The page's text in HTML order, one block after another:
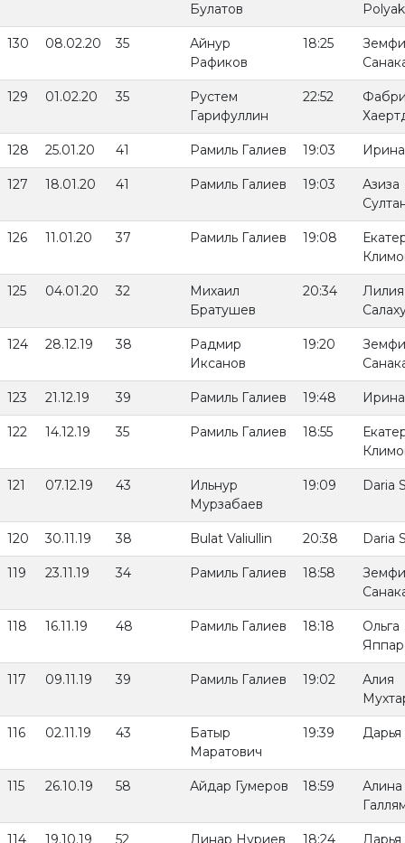
Булатов
130 08.02.20 35
Айнур
Рафиков
18:25
129 01.02.20 35
Рустем
Гарифуллин
22:52
128 25.01.20 41 Рамиль Галиев 19:03
127 18.01.20 41 Рамиль Галиев 19:03
Азиза
126 11.01.20 37 Рамиль Галиев 19:08
125 04.01.20 32
Михаил
Братушев
20:34
Лилия
124 28.12.19 38
Радмир
Иксанов
19:20
123 21.12.19 39 Рамиль Галиев 19:48
122 14.12.19 35 Рамиль Галиев 18:55
121 07.12.19 43
Ильнур
Мурзабаев
19:09 Daria
120 30.11.19 38 Bulat Valiullin 20:38 Daria
119 23.11.19 34 Рамиль Галиев 18:58
118 16.11.19 48 Рамиль Галиев 18:18
Ольга
117 09.11.19 39 Рамиль Галиев 19:02
Алия
116 02.11.19 43
Батыр
Маратович
19:39
115 26.10.19 58 Айдар Гумеров 18:59
Алина
114 19.10.19 52 Динар Нуриев 18:24